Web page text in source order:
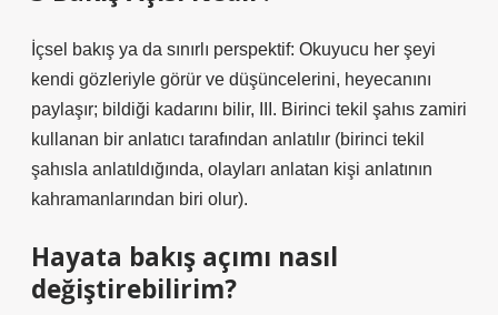
İçsel bakış ya da sınırlı perspektif: Okuyucu her şeyi
kendi gözleriyle görür ve düşüncelerini, heyecanını
paylaşır; bildiği kadarını bilir, III. Birinci tekil şahıs zamiri
kullanan bir anlatıcı tarafından anlatılır (birinci tekil
şahısla anlatıldığında, olayları anlatan kişi anlatının
kahramanlarından biri olur).
Hayata bakış açımı nasıl
değiştirebilirim?